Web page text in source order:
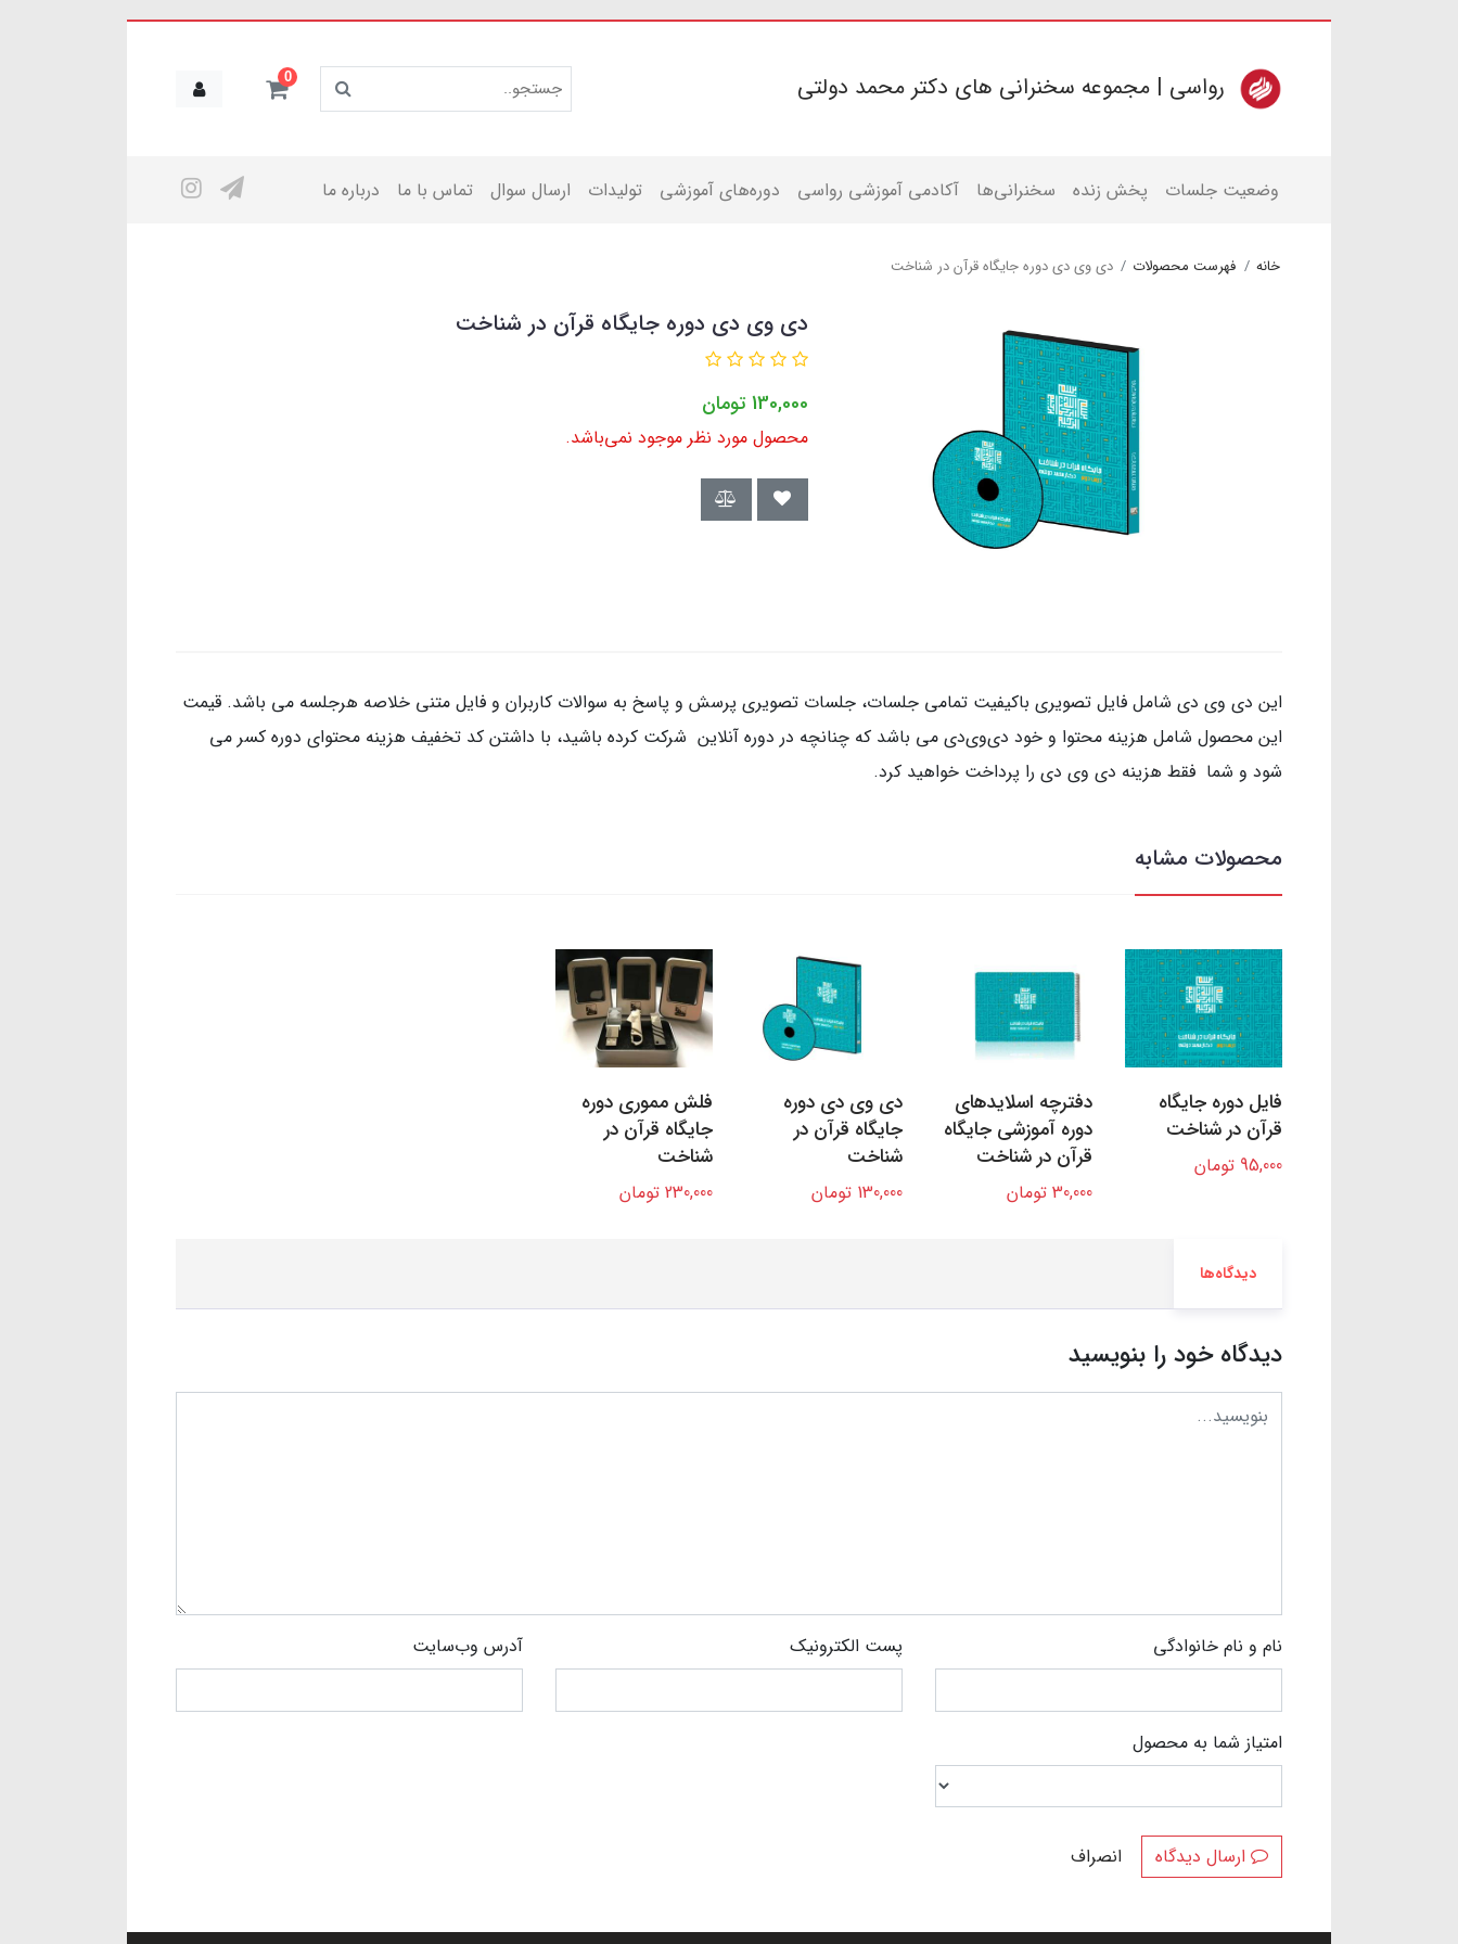
رواسی | مجموعه سخنرانی های دکتر محمد دولتی 0
وضعیت جلسات پخش زنده سخنرانی‌ها آکادمی آموزشی رواسی دوره‌های آموزشی تولیدات ارسال سوال تماس با ما درباره ما
خانه فهرست محصولات دی وی دی دوره جایگاه قرآن در شناخت
دی وی دی دوره جایگاه قرآن در شناخت
130,000 تومان
محصول مورد نظر موجود نمی‌باشد.
این دی وی دی شامل فایل تصویری باکیفیت تمامی جلسات، جلسات تصویری پرسش و پاسخ به سوالات کاربران و فایل متنی خلاصه هرجلسه می باشد. قیمت
این محصول شامل هزینه محتوا و خود دی‌وی‌دی می باشد که چنانچه در دوره آنلاین شرکت کرده باشید، با داشتن کد تخفیف هزینه محتوای دوره کسر می
شود و شما فقط هزینه دی وی دی را پرداخت خواهید کرد.
محصولات مشابه
فایل دوره جایگاه
قرآن در شناخت
95,000 تومان
دفترچه اسلایدهای
دوره آموزشی جایگاه
قرآن در شناخت
30,000 تومان
دی وی دی دوره
جایگاه قرآن در
شناخت
130,000 تومان
فلش مموری دوره
جایگاه قرآن در
شناخت
230,000 تومان
دیدگاه‌ها
دیدگاه خود را بنویسید
نام و نام خانوادگی پست الکترونیک آدرس وب‌سایت
امتیاز شما به محصول
انصراف